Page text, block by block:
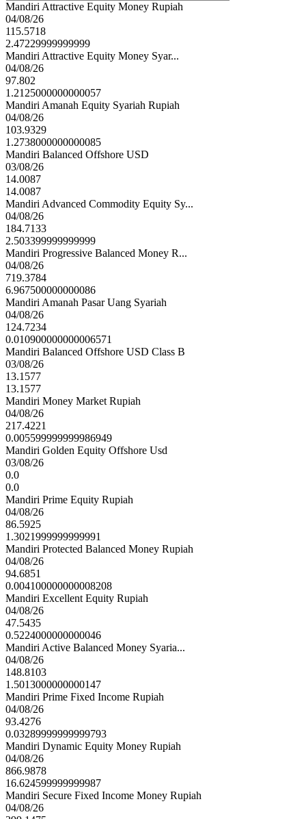
Mandiri Attractive Equity Money Rupiah
04/08/26
115.5718
2.47229999999999
Mandiri Attractive Equity Money Syar...
04/08/26
97.802
1.2125000000000057
Mandiri Amanah Equity Syariah Rupiah
04/08/26
103.9329
1.2738000000000085
Mandiri Balanced Offshore USD
03/08/26
14.0087
14.0087
Mandiri Advanced Commodity Equity Sy...
04/08/26
184.7133
2.503399999999999
Mandiri Progressive Balanced Money R...
04/08/26
719.3784
6.967500000000086
Mandiri Amanah Pasar Uang Syariah
04/08/26
124.7234
0.010900000000006571
Mandiri Balanced Offshore USD Class B
03/08/26
13.1577
13.1577
Mandiri Money Market Rupiah
04/08/26
217.4221
0.005599999999986949
Mandiri Golden Equity Offshore Usd
03/08/26
0.0
0.0
Mandiri Prime Equity Rupiah
04/08/26
86.5925
1.3021999999999991
Mandiri Protected Balanced Money Rupiah
04/08/26
94.6851
0.004100000000008208
Mandiri Excellent Equity Rupiah
04/08/26
47.5435
0.5224000000000046
Mandiri Active Balanced Money Syaria...
04/08/26
148.8103
1.5013000000000147
Mandiri Prime Fixed Income Rupiah
04/08/26
93.4276
0.03289999999999793
Mandiri Dynamic Equity Money Rupiah
04/08/26
866.9878
16.624599999999987
Mandiri Secure Fixed Income Money Rupiah
04/08/26